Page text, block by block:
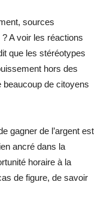
sources
A voir les réactions
que les stéréotypes
hors des
beaucoup de citoyens
gagner de l’argent est
ancré dans la
horaire à la
de figure, de savoir